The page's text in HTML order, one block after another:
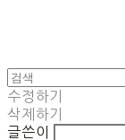
수정하기
삭제하기
글쓴이